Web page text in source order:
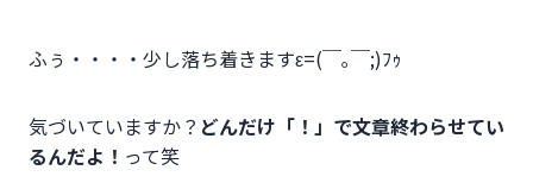
ふぅ・・・・少し落ち着きますε=(￣｡￣;)ﾌｩ
気づいていますか？ どんだけ「！」で文章終わらせてい
るんだよ！ って笑